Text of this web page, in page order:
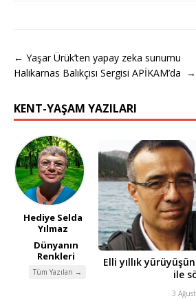
← Yaşar Ürük’ten yapay zeka sunumu
Halikarnas Balıkçısı Sergisi APİKAM’da →
KENT-YAŞAM YAZILARI
Hediye Selda
Yılmaz
Dünyanın
Renkleri
Tüm Yazıları →
Elli yıllık
ile
3